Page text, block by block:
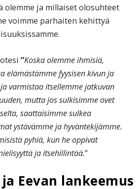
olemme ja millaiset olosuhteet
voimme parhaiten kehittyä
”Koska olemme ihmisiä,
elämästämme fyysisen kivun ja
varmistaa itsellemme jatkuvan
mutta jos sulkisimme ovet
saattaisimme sulkea
ystävämme ja hyväntekijämme.
pyhiä, kun he oppivat
ja itsehillintää.”
Eevan lankeemus